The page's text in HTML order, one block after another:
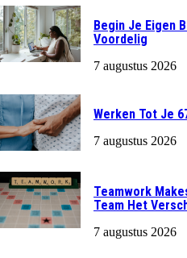
Begin Je Eigen
Voordelig
7 augustus 2026
Werken Tot Je
7 augustus 2026
Teamwork
Team Het
7 augustus 2026